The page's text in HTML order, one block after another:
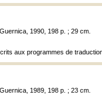
Guernica, 1990, 198 p. ; 29 cm.
aux programmes de
Guernica, 1989, 198 p. ; 23 cm.